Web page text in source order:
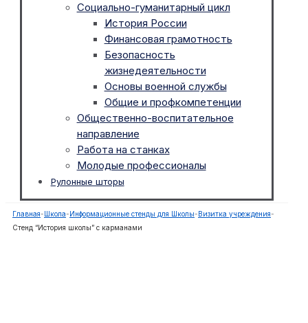
Социально-гуманитарный цикл
История России
Финансовая грамотность
Безопасность
жизнедеятельности
Основы военной службы
Общие и профкомпетенции
Общественно-воспитательное
направление
Работа на станках
Молодые профессионалы
Рулонные шторы
Главная- Школа- Информационные стенды для Школы- Визитка учреждения-
Стенд “История школы” с карманами